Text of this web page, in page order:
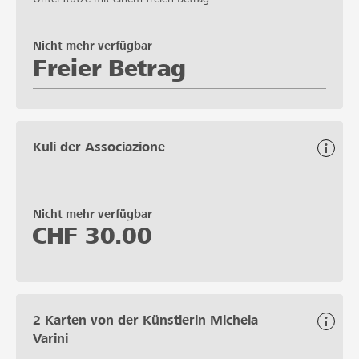
Freier Betrag
Nicht mehr verfügbar
Kuli der Associazione
Nicht mehr verfügbar
CHF 30.00
2 Karten von der Künstlerin Michela
Varini